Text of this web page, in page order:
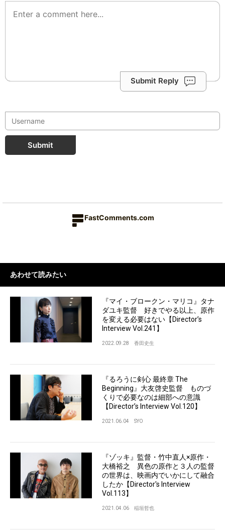
Submit Reply
Submit
FastComments.com
あわせて読みたい
『マイ・ブロークン・マリコ』タナ
ダユキ監督 好きでやる以上、原作
を変える必要はない【Director’s
Interview Vol.241】
2022.09.28 香田史生
『るろうに剣心 最終章 The
Beginning』大友啓史監督 ものづ
くりで必要なのは細部への意識
【Director’s Interview Vol.120】
2021.06.04 SYO
『ゾッキ』監督・竹中直人×原作・
大橋裕之 異色の原作と３人の監督
の世界は、映画内でいかにして融合
したか【Director's Interview
Vol.113】
2021.04.06 稲垣哲也